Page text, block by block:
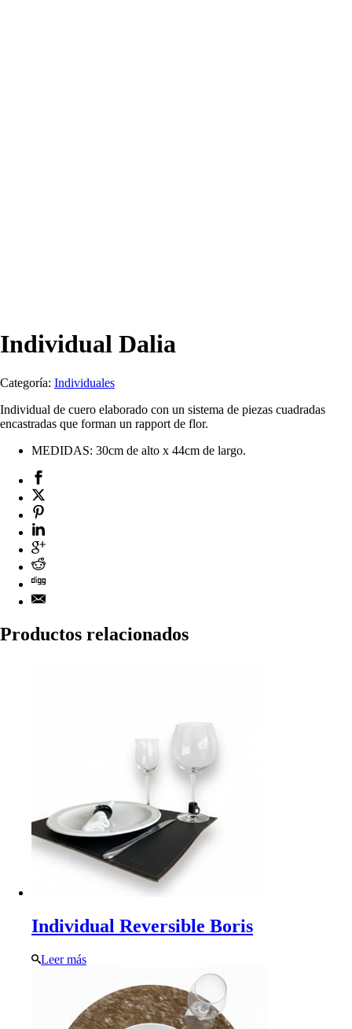
Individual Dalia
Categoría: Individuales
Individual de cuero elaborado con un sistema de piezas cuadradas
encastradas que forman un rapport de flor.
MEDIDAS: 30cm de alto x 44cm de largo.
Productos relacionados
Individual Reversible Boris
Leer más